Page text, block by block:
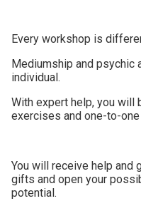
Every workshop is
Mediumship and psychic
individual.
With expert help, you will
exercises and one-to-one
You will receive help and
gifts and open your
potential.